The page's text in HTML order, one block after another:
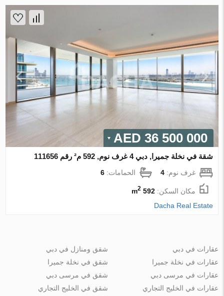
36 500 000 AED
شقة في نخلة جميرا, دبي 4 غرف نوم, 592 م² رقم 111656
غرف نوم:4 الحمامات:6
مكان السكن:592 m
2
Dacha Real Estate
عقارات في دبي
عقارات في نخلة جميرا
عقارات في مرسى دبي
عقارات في الخليج التجاري
شقق ومنازل في دبي
شقق في نخلة جميرا
شقق في مرسى دبي
شقق في الخليج التجاري